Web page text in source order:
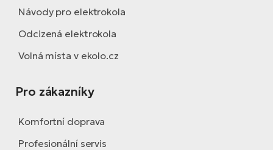
Návody pro elektrokola
Odcizená elektrokola
Volná místa v ekolo.cz
Pro zákazníky
Komfortní doprava
Profesionální servis